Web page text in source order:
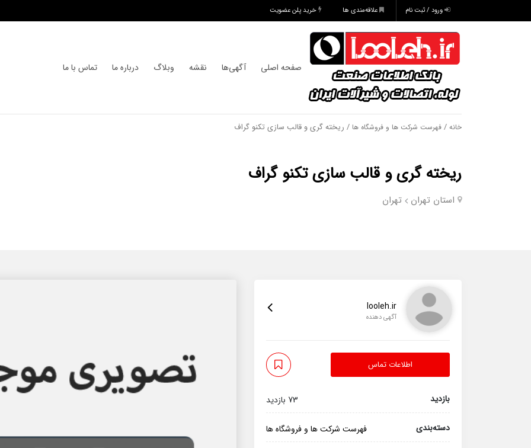
ورود / ثبت نام علاقه‌مندی ها خرید پلن عضویت
صفحه اصلی آگهی‌ها نقشه وبلاگ درباره ما تماس با ما
خانه / فهرست شرکت ها و فروشگاه ها / ریخته گری و قالب سازی تکنو گراف
ریخته گری و قالب سازی تکنو گراف
استان تهران تهران
looleh.ir
آگهی دهنده
اطلاعات تماس
بازدید 73 بازدید
دسته‌بندی فهرست شرکت ها و فروشگاه ها